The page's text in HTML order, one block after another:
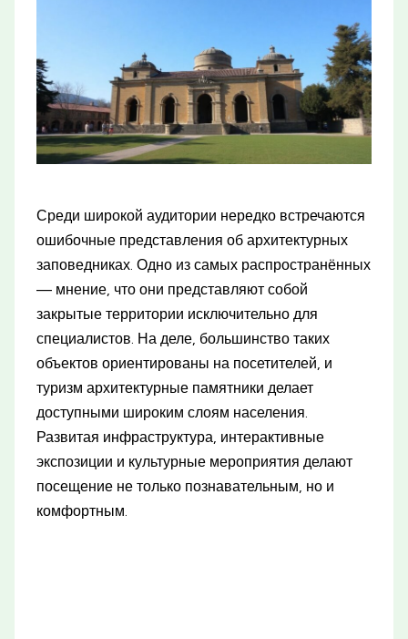
Среди широкой аудитории нередко встречаются
ошибочные представления об архитектурных
заповедниках. Одно из самых распространённых
— мнение, что они представляют собой
закрытые территории исключительно для
специалистов. На деле, большинство таких
объектов ориентированы на посетителей, и
туризм архитектурные памятники делает
доступными широким слоям населения.
Развитая инфраструктура, интерактивные
экспозиции и культурные мероприятия делают
посещение не только познавательным, но и
комфортным.